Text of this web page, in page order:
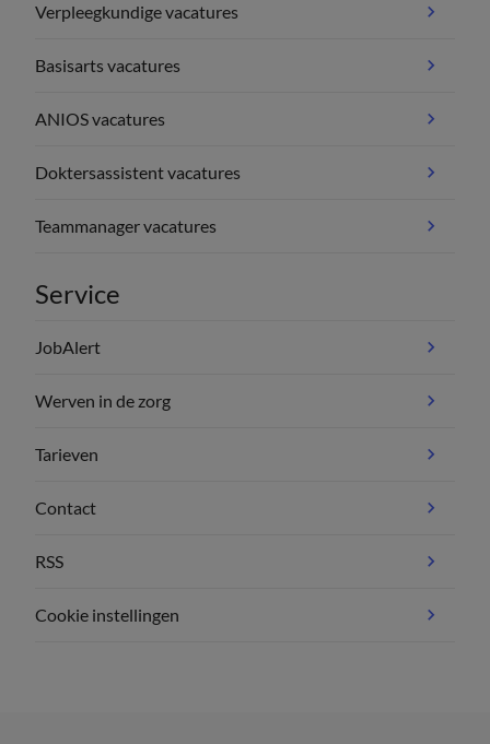
Verpleegkundige vacatures
Basisarts vacatures
ANIOS vacatures
Doktersassistent vacatures
Teammanager vacatures
Service
JobAlert
Werven in de zorg
Tarieven
Contact
RSS
Cookie instellingen